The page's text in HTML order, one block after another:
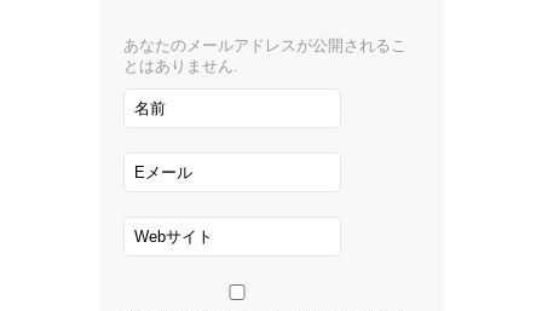
あなたのメールアドレスが公開されるこ
とはありません.